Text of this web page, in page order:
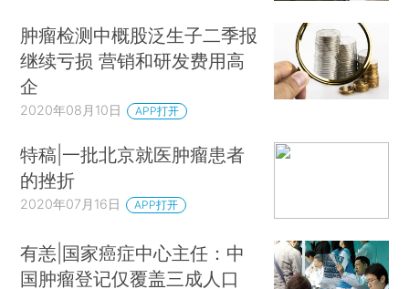
肿瘤检测中概股泛生子二季报
继续亏损 营销和研发费用高
企
2020年08月10日 APP打开
特稿|一批北京就医肿瘤患者
的挫折
2020年07月16日 APP打开
有恙|国家癌症中心主任：中
国肿瘤登记仅覆盖三成人口